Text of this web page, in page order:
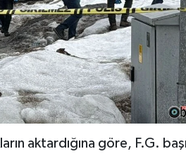
aktardığına göre, F.G.